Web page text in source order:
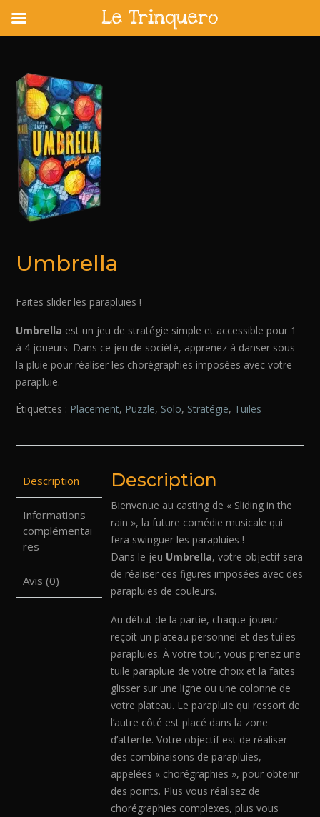
content
Umbrella
Faites slider les parapluies !
Umbrella est un jeu de stratégie simple et accessible pour 1
à 4 joueurs. Dans ce jeu de société, apprenez à danser sous
la pluie pour réaliser les chorégraphies imposées avec votre
parapluie.
Étiquettes : Placement, Puzzle, Solo, Stratégie, Tuiles
Description
Informations
complémentai
res
Avis (0)
Description
Bienvenue au casting de « Sliding in the
rain », la future comédie musicale qui
fera swinguer les parapluies !
Dans le jeu Umbrella, votre objectif sera
de réaliser ces figures imposées avec des
parapluies de couleurs.
Au début de la partie, chaque joueur
reçoit un plateau personnel et des tuiles
parapluies. À votre tour, vous prenez une
tuile parapluie de votre choix et la faites
glisser sur une ligne ou une colonne de
votre plateau. Le parapluie qui ressort de
l’autre côté est placé dans la zone
d’attente. Votre objectif est de réaliser
des combinaisons de parapluies,
appelées « chorégraphies », pour obtenir
des points. Plus vous réalisez de
chorégraphies complexes, plus vous
Le Trinquero